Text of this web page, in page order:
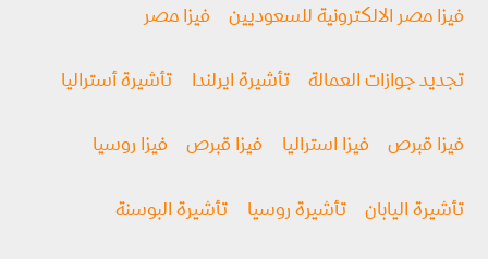
فيزا مصر الالكترونية للسعوديين فيزا مصر
تجديد جوازات العمالة تأشيرة ايرلندا تأشيرة أستراليا
فيزا قبرص فيزا استراليا فيزا قبرص فيزا روسيا
تأشيرة اليابان تأشيرة روسيا تأشيرة البوسنة